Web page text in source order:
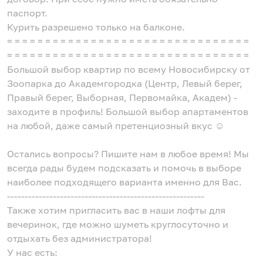
паспорт.
Курить разрешено только на балконе.
= = = = = = = = = = = = = = = = = = = = = = = = = = = = = = = =
= = = = = = = = = = = = = = = = = = = = = = = = = = = = = = = =
Большой выбор квартир по всему Новосибирску от
Зоопарка до Академгородка (Центр, Левый берег,
Правый берег, Выборная, Первомайка, Академ) -
заходите в профиль! Большой выбор апартаментов
на любой, даже самый претенциозный вкус ☺️
Остались вопросы? Пишите нам в любое время! Мы
всегда рады будем подсказать и помочь в выборе
наиболее подходящего варианта именно для Вас.
--------------------------------------------------------
Также хотим пригласить вас в наши лофты для
вечеринок, где можно шуметь круглосуточно и
отдыхать без администратора!
У нас есть: